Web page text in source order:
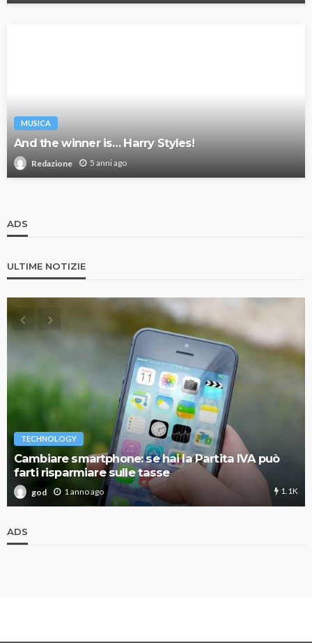
MUSICA
And the winner is… Harry Styles!
Redazione 5 anni ago
ADS
ULTIME NOTIZIE
TECHNOLOGY
Cambiare smartphone: se hai la Partita IVA può
farti risparmiare sulle tasse
god 1 anno ago 1.1K
ADS